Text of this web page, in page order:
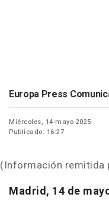
Europa Press
Miércoles, 14 mayo 2025
Publicado: 16:27
(Información remitida
Madrid, 14 de